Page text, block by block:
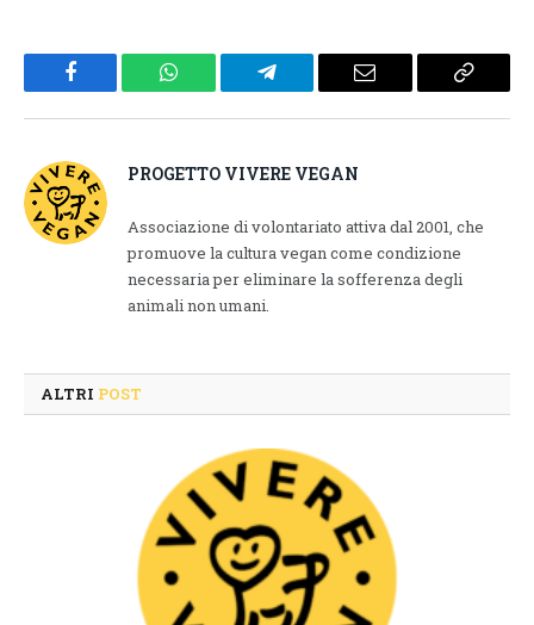
Facebook WhatsApp Telegram Email
Copy
PROGETTO VIVERE VEGAN
Associazione di volontariato attiva dal 2001, che
promuove la cultura vegan come condizione
necessaria per eliminare la sofferenza degli
animali non umani.
ALTRI POST